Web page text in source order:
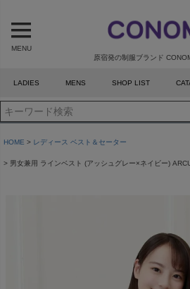
原宿発の制服ブランド
MENU
LADIES MENS SHOP LIST
HOME レディース ベスト＆セーター
男女兼用 ラインベスト (アッシュグレー×ネイビー)